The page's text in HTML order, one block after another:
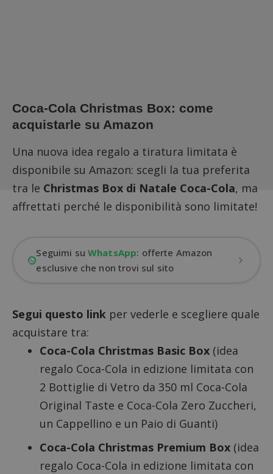
Coca-Cola Christmas Box: come
acquistarle su Amazon
Una nuova idea regalo a tiratura limitata è
disponibile su Amazon: scegli la tua preferita
tra le Christmas Box di Natale Coca-Cola, ma
affrettati perché le disponibilità sono limitate!
Seguimi suWhatsApp: offerte Amazon
esclusive che non trovi sul sito
Segui questo link per vederle e scegliere quale
acquistare tra:
Coca-Cola Christmas Basic Box (idea
regalo Coca-Cola in edizione limitata con
2 Bottiglie di Vetro da 350 ml Coca-Cola
Original Taste e Coca-Cola Zero Zuccheri,
un Cappellino e un Paio di Guanti)
Coca-Cola Christmas Premium Box (idea
regalo Coca-Cola in edizione limitata con